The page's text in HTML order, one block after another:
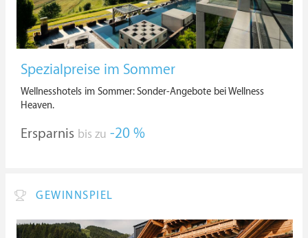
Spezialpreise im Sommer
Wellnesshotels im Sommer: Sonder-Angebote bei Wellness
Heaven.
Ersparnis bis zu -20 %
GEWINNSPIEL